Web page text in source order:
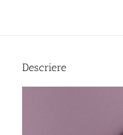
Descriere